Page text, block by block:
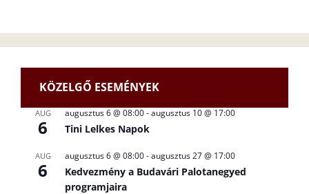
KÖZELGŐ ESEMÉNYEK
AUG
6
augusztus 6 @ 08:00-augusztus 10 @ 17:00
Tini Lelkes Napok
AUG
6
augusztus 6 @ 08:00-augusztus 27 @ 17:00
Kedvezmény a Budavári Palotanegyed
programjaira